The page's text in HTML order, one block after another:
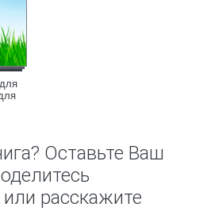
Оставьте Ваш
расскажите